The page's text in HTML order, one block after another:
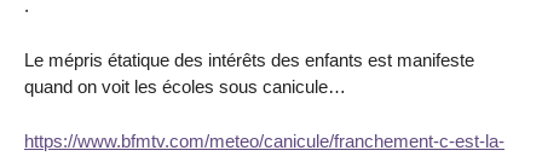
.
Le mépris étatique des intérêts des enfants est manifeste
quand on voit les écoles sous canicule…
https://www.bfmtv.com/meteo/canicule/franchement-c-est-la-